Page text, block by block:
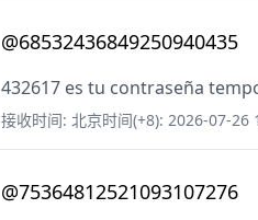
@68532436849250940435
432617 es tu contraseña
接收时间: 北京时间(+8): 2026-07-26
@75364812521093107276